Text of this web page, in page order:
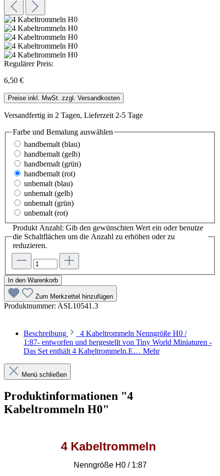
Regulärer Preis:
6,50 €
Preise inkl. MwSt. zzgl. Versandkosten
Versandfertig in 2 Tagen, Lieferzeit 2-5 Tage
Farbe und Bemalung auswählen
handbemalt (blau)
handbemalt (gelb)
handbemalt (grün)
handbemalt (rot)
unbemalt (blau)
unbemalt (gelb)
unbemalt (grün)
unbemalt (rot)
Produkt Anzahl: Gib den gewünschten Wert ein oder benutze
die Schaltflächen um die Anzahl zu erhöhen oder zu
reduzieren.
In den Warenkorb
Zum Merkzettel hinzufügen
Produktnummer: ASL10541.3
Beschreibung
4 Kabeltrommeln Nenngröße H0 /
1:87- entworfen und hergestellt von Tiny World Miniaturen -
Das Set enthält 4 Kabeltrommeln.E… Mehr
Menü schließen
Produktinformationen "4
Kabeltrommeln H0"
4 Kabeltrommeln
Nenngröße H0 / 1:87